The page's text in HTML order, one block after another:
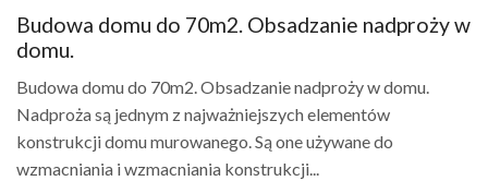
Budowa domu do 70m2. Obsadzanie nadproży w
domu.
Budowa domu do 70m2. Obsadzanie nadproży w domu.
Nadproża są jednym z najważniejszych elementów
konstrukcji domu murowanego. Są one używane do
wzmacniania i wzmacniania konstrukcji...